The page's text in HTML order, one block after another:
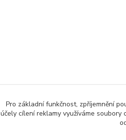
Pro základní funkčnost, zpříjemnění
účely cílení reklamy využíváme